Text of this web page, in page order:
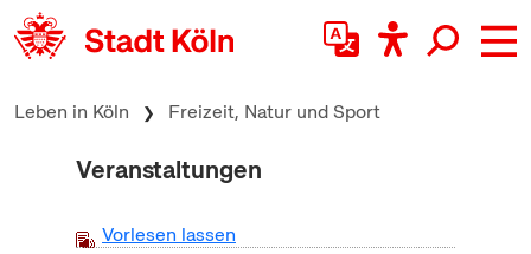
zum Inhalt springen
Leben in Köln Freizeit, Natur und Sport
Veranstaltungen
Vorlesen lassen